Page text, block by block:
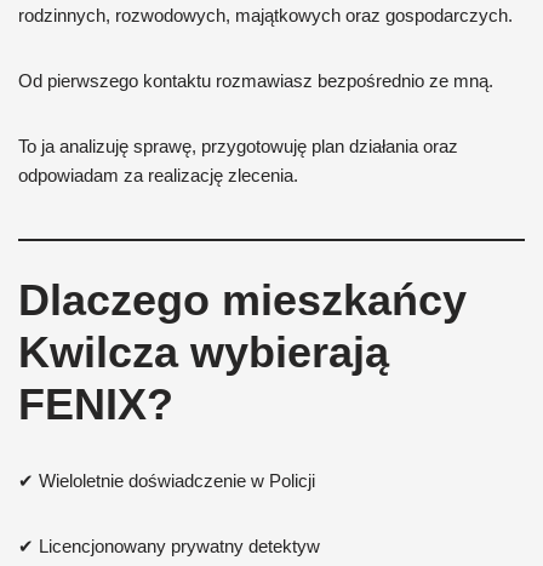
rodzinnych, rozwodowych, majątkowych oraz gospodarczych.
Od pierwszego kontaktu rozmawiasz bezpośrednio ze mną.
To ja analizuję sprawę, przygotowuję plan działania oraz
odpowiadam za realizację zlecenia.
Dlaczego mieszkańcy
Kwilcza wybierają
FENIX?
✔ Wieloletnie doświadczenie w Policji
✔ Licencjonowany prywatny detektyw